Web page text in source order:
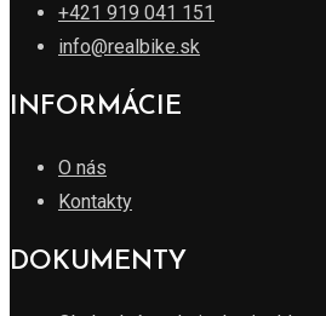
+421 919 041 151
info@realbike.sk
INFORMÁCIE
O nás
Kontakty
DOKUMENTY